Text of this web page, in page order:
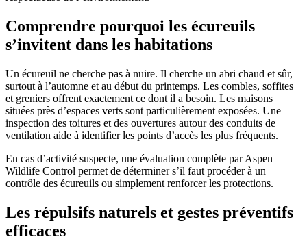
Comprendre pourquoi les écureuils
s’invitent dans les habitations
Un écureuil ne cherche pas à nuire. Il cherche un abri chaud et sûr,
surtout à l’automne et au début du printemps. Les combles, soffites
et greniers offrent exactement ce dont il a besoin. Les maisons
situées près d’espaces verts sont particulièrement exposées. Une
inspection des toitures et des ouvertures autour des conduits de
ventilation aide à identifier les points d’accès les plus fréquents.
En cas d’activité suspecte, une évaluation complète par Aspen
Wildlife Control permet de déterminer s’il faut procéder à un
contrôle des écureuils ou simplement renforcer les protections.
Les répulsifs naturels et gestes préventifs
efficaces